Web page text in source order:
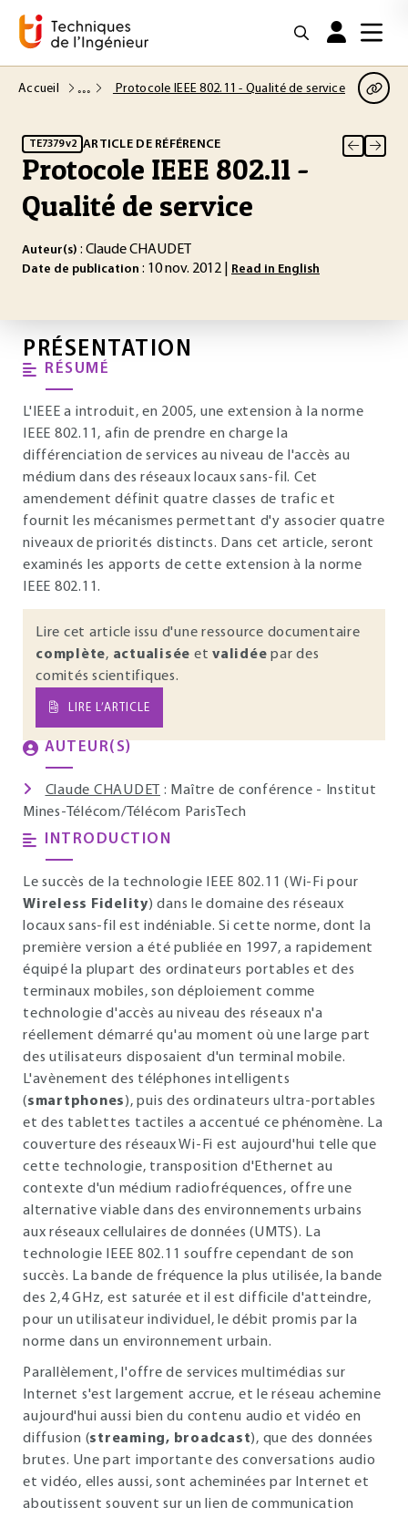
Accueil Protocole IEEE 802.11 - Qualité de service
TE7379 v2 ARTICLE DE RÉFÉRENCE
Protocole IEEE 802.11 -
Qualité de service
Auteur(s) : Claude CHAUDET
Date de publication : 10 nov. 2012 | Read in English
PRÉSENTATION
RÉSUMÉ
L'IEEE a introduit, en 2005, une extension à la norme
IEEE 802.11, afin de prendre en charge la
différenciation de services au niveau de l'accès au
médium dans des réseaux locaux sans-fil. Cet
amendement définit quatre classes de trafic et
fournit les mécanismes permettant d'y associer quatre
niveaux de priorités distincts. Dans cet article, seront
examinés les apports de cette extension à la norme
IEEE 802.11.
Lire cet article issu d'une ressource documentaire
complète, actualisée et validée par des
comités scientifiques.
LIRE L’ARTICLE
AUTEUR(S)
Claude CHAUDET
: Maître de conférence - Institut
Mines-Télécom/Télécom ParisTech
INTRODUCTION
Le succès de la technologie IEEE 802.11 (Wi-Fi pour
Wireless Fidelity) dans le domaine des réseaux
locaux sans-fil est indéniable. Si cette norme, dont la
première version a été publiée en 1997, a rapidement
équipé la plupart des ordinateurs portables et des
terminaux mobiles, son déploiement comme
technologie d'accès au niveau des réseaux n'a
réellement démarré qu'au moment où une large part
des utilisateurs disposaient d'un terminal mobile.
L'avènement des téléphones intelligents
(smartphones), puis des ordinateurs ultra-portables
et des tablettes tactiles a accentué ce phénomène. La
couverture des réseaux Wi-Fi est aujourd'hui telle que
cette technologie, transposition d'Ethernet au
contexte d'un médium radiofréquences, offre une
alternative viable dans des environnements urbains
aux réseaux cellulaires de données (UMTS). La
technologie IEEE 802.11 souffre cependant de son
succès. La bande de fréquence la plus utilisée, la bande
des 2,4 GHz, est saturée et il est difficile d'atteindre,
pour un utilisateur individuel, le débit promis par la
norme dans un environnement urbain.
Parallèlement, l'offre de services multimédias sur
Internet s'est largement accrue, et le réseau achemine
aujourd'hui aussi bien du contenu audio et vidéo en
diffusion (streaming, broadcast), que des données
brutes. Une part importante des conversations audio
et vidéo, elles aussi, sont acheminées par Internet et
aboutissent souvent sur un lien de communication